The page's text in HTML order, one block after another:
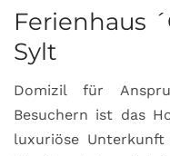
Ferienhaus
Sylt
Domizil für
Besuchern ist das
luxuriöse